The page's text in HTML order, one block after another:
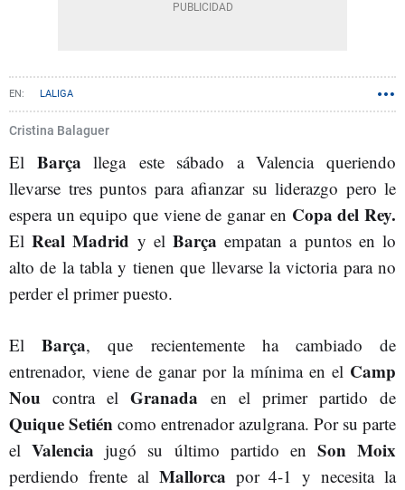
LALIGA
Cristina Balaguer
El Barça llega este sábado a Valencia queriendo
llevarse tres puntos para afianzar su liderazgo pero le
espera un equipo que viene de ganar en Copa del Rey.
ElReal Madrid y elBarça empatan a puntos en lo
alto de la tabla y tienen que llevarse la victoria para no
perder el primer puesto.
ElBarça, que recientemente ha cambiado de
entrenador, viene de ganar por la mínima en el Camp
Nou contra elGranada en el primer partido de
Quique Setién como entrenador azulgrana. Por su parte
elValencia jugó su último partido en Son Moix
perdiendo frente al Mallorca por 4-1 y necesita la